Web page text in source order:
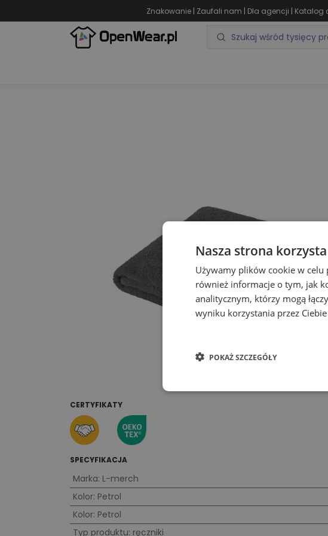
Znakowanie | Zaufali nam | Dla agencji | Katalog
CERTYFIKATY
SPECYFIKACJA
Marka: L-merch
Kolor: Petrol
Kolor: Petrol
Typ produktu: ręczniki
Nasza strona
Używamy plików cookie w celu
również informacje o tym, jak
analitycznym, którzy mogą
wyniku korzystania przez Ciebie
POKAŻ SZCZEGÓŁY